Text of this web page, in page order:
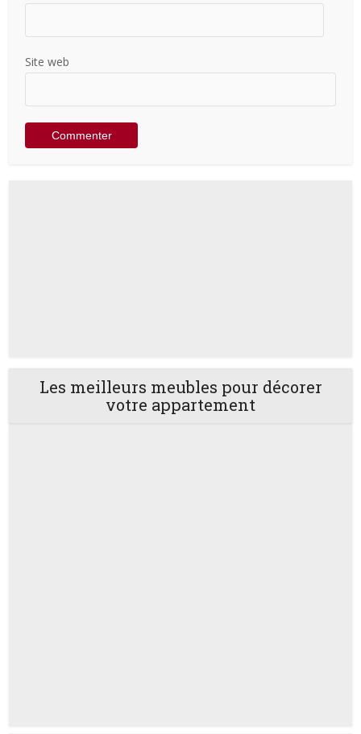
Site web
Les meilleurs meubles pour décorer
votre appartement